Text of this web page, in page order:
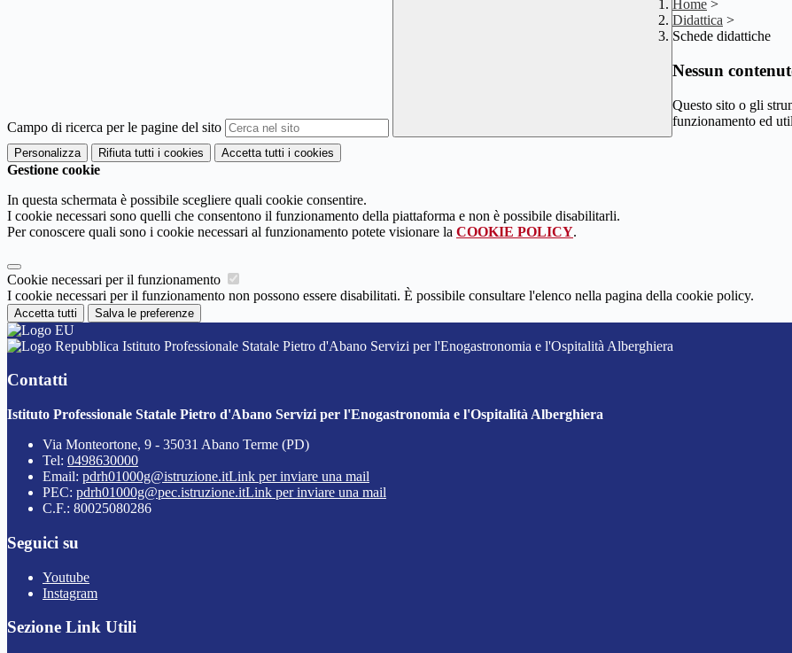
Campo di ricerca per le pagine del sito
Home >
Didattica >
Schede didattiche
Nessun
Questo sito o gli
funzionamento ed
Personalizza Rifiuta tutti i cookies Accetta tutti i cookies
Gestione cookie
In questa schermata è possibile scegliere quali cookie consentire.
I cookie necessari sono quelli che consentono il funzionamento della piattaforma e non è possibile disabilitarli.
Per conoscere quali sono i cookie necessari al funzionamento potete visionare la COOKIE POLICY.
Cookie necessari per il funzionamento
I cookie necessari per il funzionamento non possono essere disabilitati. È possibile consultare l'elenco nella pagina della cookie policy.
Accetta tutti Salva le preferenze
Istituto Professionale Statale Pietro d'Abano Servizi per l'Enogastronomia e l'Ospitalità Alberghiera
Contatti
Istituto Professionale Statale Pietro d'Abano Servizi per l'Enogastronomia e l'Ospitalità Alberghiera
Via Monteortone, 9 - 35031 Abano Terme (PD)
Tel: 0498630000
Email: pdrh01000g@istruzione.itLink per inviare una mail
PEC: pdrh01000g@pec.istruzione.itLink per inviare una mail
C.F.: 80025080286
Seguici su
Youtube
Instagram
Sezione Link Utili